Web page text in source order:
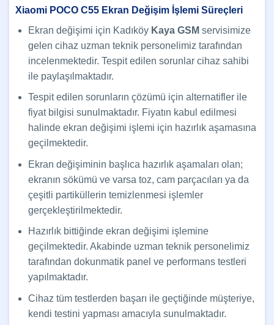
Xiaomi POCO C55 Ekran Değişim İşlemi Süreçleri
Ekran değişimi için Kadıköy Kaya GSM servisimize
gelen cihaz uzman teknik personelimiz tarafından
incelenmektedir. Tespit edilen sorunlar cihaz sahibi
ile paylaşılmaktadır.
Tespit edilen sorunların çözümü için alternatifler ile
fiyat bilgisi sunulmaktadır. Fiyatın kabul edilmesi
halinde ekran değişimi işlemi için hazırlık aşamasına
geçilmektedir.
Ekran değişiminin başlıca hazırlık aşamaları olan;
ekranın sökümü ve varsa toz, cam parçacıları ya da
çeşitli partiküllerin temizlenmesi işlemler
gerçekleştirilmektedir.
Hazırlık bittiğinde ekran değişimi işlemine
geçilmektedir. Akabinde uzman teknik personelimiz
tarafından dokunmatik panel ve performans testleri
yapılmaktadır.
Cihaz tüm testlerden başarı ile geçtiğinde müşteriye,
kendi testini yapması amacıyla sunulmaktadır.